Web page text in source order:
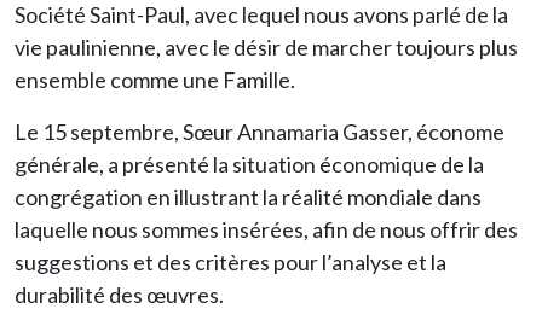
Société Saint-Paul, avec lequel nous avons parlé de la
vie paulinienne, avec le désir de marcher toujours plus
ensemble comme une Famille.
Le 15 septembre, Sœur Annamaria Gasser, économe
générale, a présenté la situation économique de la
congrégation en illustrant la réalité mondiale dans
laquelle nous sommes insérées, afin de nous offrir des
suggestions et des critères pour l’analyse et la
durabilité des œuvres.